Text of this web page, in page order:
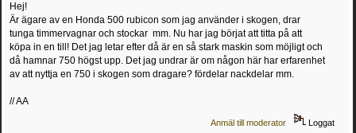
Hej!
Är ägare av en Honda 500 rubicon som jag använder i skogen, drar
tunga timmervagnar och stockar mm. Nu har jag börjat att titta på att
köpa in en till! Det jag letar efter då är en så stark maskin som möjligt och
då hamnar 750 högst upp. Det jag undrar är om någon här har erfarenhet
av att nyttja en 750 i skogen som dragare? fördelar nackdelar mm.
// AA
Anmäl till moderator Loggat